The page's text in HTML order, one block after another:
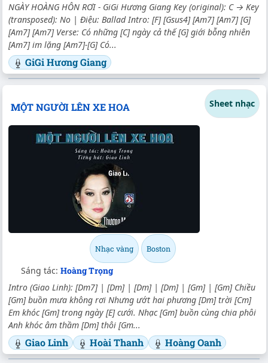
NGÀY HOÀNG HÔN RƠI - GiGi Hương Giang Key (original): C → Key
(transposed): No | Điệu: Ballad Intro: [F] [Gsus4] [Am7] [Am7] [G]
[Am7] [Am7] Verse: Có những [C] ngày cả thế [G] giới bỗng nhiên
[Am7] im lặng [Am7]-[G] Có...
GiGi Hương Giang
MỘT NGƯỜI LÊN XE HOA Sheet nhạc
Nhạc vàng Boston
Sáng tác: Hoàng Trọng
Intro (Giao Linh): [Dm7] | [Dm] | [Dm] | [Dm] | [Gm] | [Gm] Chiều
[Gm] buồn mưa không rơi Nhưng ướt hai phương [Dm] trời [Cm]
Em khóc [Gm] trong ngày [E] cưới. Nhạc [Gm] buồn cùng chia phôi
Anh khóc âm thầm [Dm] thôi [Gm...
Giao Linh Hoài Thanh Hoàng Oanh